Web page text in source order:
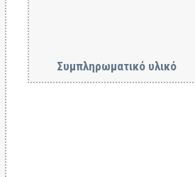
Συμπληρωματικό υλικό